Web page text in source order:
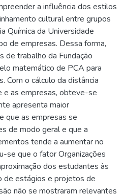
a influência dos estilos
cultural entre grupos
Química da Universidade
de empresas. Dessa forma,
trabalho da Fundação
matemático de PCA para
Com o cálculo da distância
e as empresas, obteve-se
apresenta maior
que as empresas se
de modo geral e que a
tende a aumentar no
se que o fator Organizações
dos estudantes às
de estágios e projetos de
não se mostraram relevantes